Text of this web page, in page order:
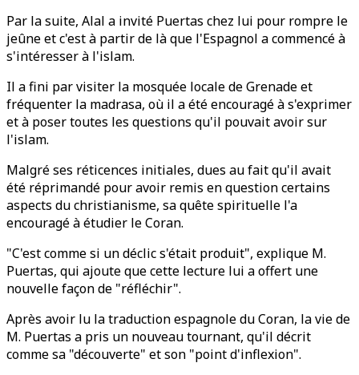
Par la suite, Alal a invité Puertas chez lui pour rompre le
jeûne et c'est à partir de là que l'Espagnol a commencé à
s'intéresser à l'islam.
Il a fini par visiter la mosquée locale de Grenade et
fréquenter la madrasa, où il a été encouragé à s'exprimer
et à poser toutes les questions qu'il pouvait avoir sur
l'islam.
Malgré ses réticences initiales, dues au fait qu'il avait
été réprimandé pour avoir remis en question certains
aspects du christianisme, sa quête spirituelle l'a
encouragé à étudier le Coran.
"C'est comme si un déclic s'était produit", explique M.
Puertas, qui ajoute que cette lecture lui a offert une
nouvelle façon de "réfléchir".
Après avoir lu la traduction espagnole du Coran, la vie de
M. Puertas a pris un nouveau tournant, qu'il décrit
comme sa "découverte" et son "point d'inflexion".